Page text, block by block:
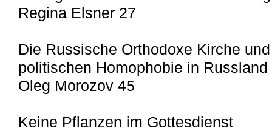
Regina Elsner 27
Die Russische Orthodoxe Kirche
politischen Homophobie in Russland
Oleg Morozov 45
Keine Pflanzen im Gottesdienst